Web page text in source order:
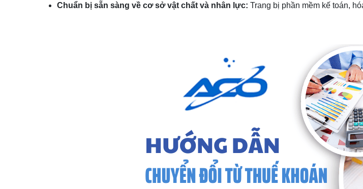
Chuẩn bị sẵn sàng về cơ sở vật chất và nhân lực: Trang bị phần mềm kế toán,